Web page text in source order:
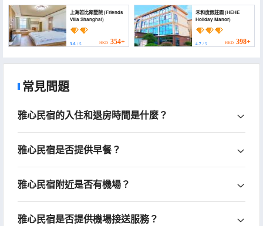
上海若比鄰墅院 (Friends
Villa Shanghai)
3.6 / 5 HKD 354+
禾和度假莊園 (HEHE
Holiday Manor)
4.7/ 5 HKD 398+
常見問題
雅心民宿的入住和退房時間是什麼？
雅心民宿是否提供早餐？
雅心民宿附近是否有機場？
雅心民宿是否提供機場接送服務？